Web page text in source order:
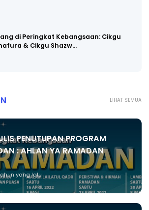
di Peringkat Kebangsaan: Cikgu
& Cikgu Shazw…
LIHAT SEMUA
PENUTUPAN PROGRAM
: AHLAN YA RAMADAN
yang lalu